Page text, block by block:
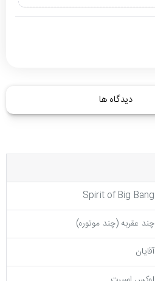
دیدگاه ها
Spirit of Big Bang
چند عقربه (چند موتوره)
آقایان